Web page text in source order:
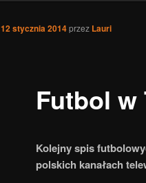
Futbol w
12 stycznia 2014przez Lauri
Kolejny spis
polskich kanałach